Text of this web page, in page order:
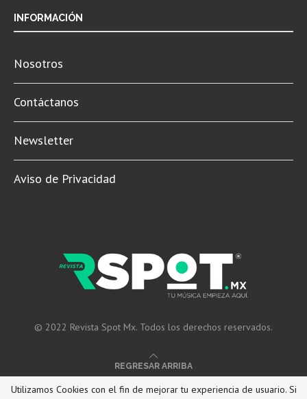
INFORMACIÓN
Nosotros
Contáctanos
Newsletter
Aviso de Privacidad
© 2022 Revista Spot Mx. Todos los derechos reservados.
REGRESAR ARRIBA
Utilizamos Cookies con el fin de mejorar tu experiencia de usuario. Si